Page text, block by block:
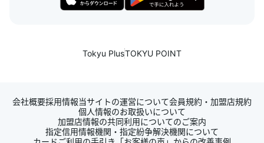
Tokyu PlusTOKYU POINT
会社概要採用情報当サイトの運営について会員規約・加盟店規約
個人情報のお取扱いについて
加盟店情報の共同利用についてのご案内
指定信用情報機関・指定紛争解決機関について